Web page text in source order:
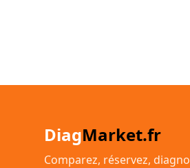
DiagMarket.fr
Comparez, réservez,